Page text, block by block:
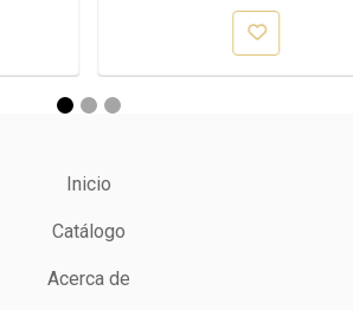
Inicio
Catálogo
Acerca de